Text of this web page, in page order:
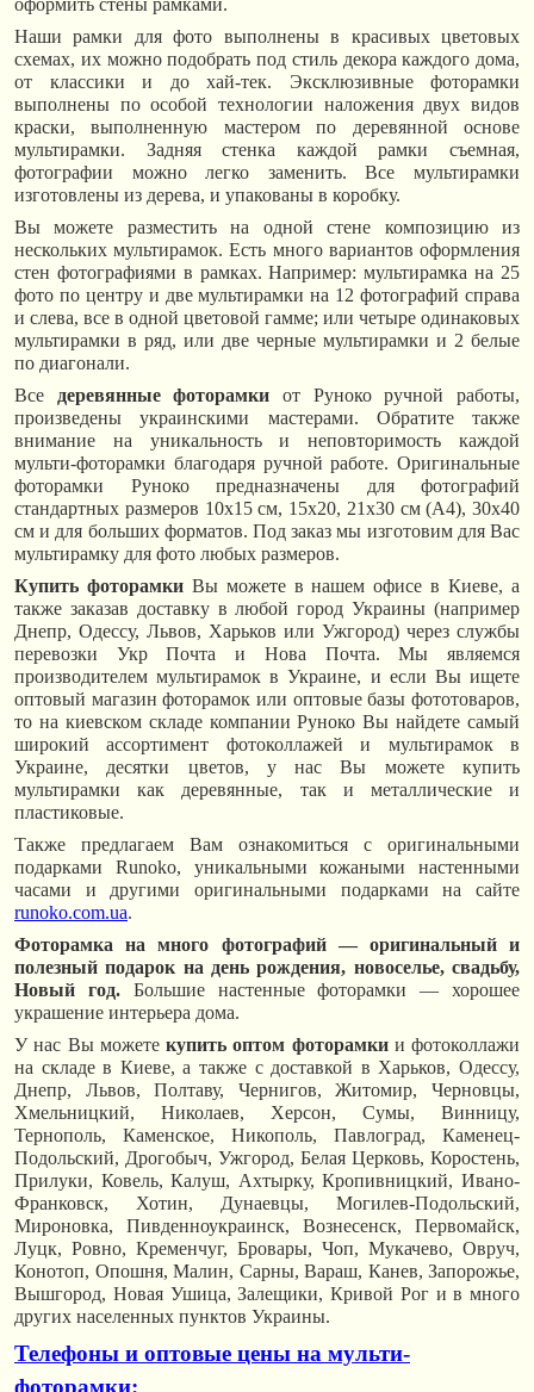
Наши рамки для фото выполнены в красивых цветовых
схемах, их можно подобрать под стиль декора каждого дома,
от классики и до хай-тек. Эксклюзивные фоторамки
выполнены по особой технологии наложения двух видов
краски, выполненную мастером по деревянной основе
мультирамки. Задняя стенка каждой рамки съемная,
фотографии можно легко заменить. Все мультирамки
изготовлены из дерева, и упакованы в коробку.
Вы можете разместить на одной стене композицию из
нескольких мультирамок. Есть много вариантов оформления
стен фотографиями в рамках. Например: мультирамка на 25
фото по центру и две мультирамки на 12 фотографий справа
и слева, все в одной цветовой гамме; или четыре одинаковых
мультирамки в ряд, или две черные мультирамки и 2 белые
по диагонали.
Все деревянные фоторамки от Руноко ручной работы,
произведены украинскими мастерами. Обратите также
внимание на уникальность и неповторимость каждой
мульти-фоторамки благодаря ручной работе. Оригинальные
фоторамки Руноко предназначены для фотографий
стандартных размеров 10х15 см, 15х20, 21х30 см (А4), 30х40
см и для больших форматов. Под заказ мы изготовим для Вас
мультирамку для фото любых размеров.
Купить фоторамкиВы можете в нашем офисе в Киеве, а
также заказав доставку в любой город Украины (например
Днепр, Одессу, Львов, Харьков или Ужгород) через службы
перевозки Укр Почта и Нова Почта. Мы являемся
производителем мультирамок в Украине, и если Вы ищете
оптовый магазин фоторамок или оптовые базы фототоваров,
то на киевском складе компании Руноко Вы найдете самый
широкий ассортимент фотоколлажей и мультирамок в
Украине, десятки цветов, у нас Вы можете купить
мультирамки как деревянные, так и металлические и
пластиковые.
Также предлагаем Вам ознакомиться с оригинальными
подарками Runoko, уникальными кожаными настенными
часами и другими оригинальными подарками на сайте
runoko.com.ua.
Фоторамка на много фотографий — оригинальный и
полезный подарок на день рождения, новоселье, свадьбу,
Новый год. Большие настенные фоторамки — хорошее
украшение интерьера дома.
У нас Вы можете купить оптом фоторамкии фотоколлажи
на складе в Киеве, а также с доставкой в Харьков, Одессу,
Днепр, Львов, Полтаву, Чернигов, Житомир, Черновцы,
Хмельницкий, Николаев, Херсон, Сумы, Винницу,
Тернополь, Каменское, Никополь, Павлоград, Каменец-
Подольский, Дрогобыч, Ужгород, Белая Церковь, Коростень,
Прилуки, Ковель, Калуш, Ахтырку, Кропивницкий, Ивано-
Франковск, Хотин, Дунаевцы, Могилев-Подольский,
Мироновка, Пивденноукраинск, Вознесенск, Первомайск,
Луцк, Ровно, Кременчуг, Бровары, Чоп, Мукачево, Овруч,
Конотоп, Опошня, Малин, Сарны, Вараш, Канев, Запорожье,
Вышгород, Новая Ушица, Залещики, Кривой Рог и в много
других населенных пунктов Украины.
Телефоны и оптовые цены на мульти-
фоторамки: